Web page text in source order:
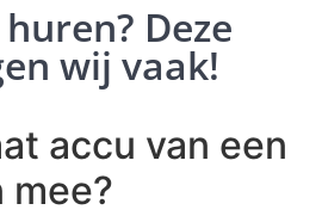
Deze
wij vaak!
accu van een
mee?